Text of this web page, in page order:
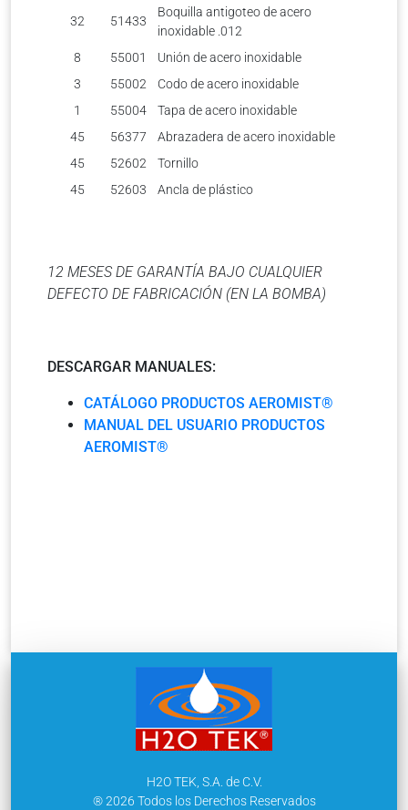
32 51433
Boquilla antigoteo de acero
inoxidable .012
8
55001
Unión de acero inoxidable
3
55002
Codo de acero inoxidable
1
55004
Tapa de acero inoxidable
45
56377
Abrazadera de acero inoxidable
45
52602
Tornillo
45
52603 Ancla de plástico
12 MESES DE GARANTÍA BAJO CUALQUIER
DEFECTO DE FABRICACIÓN (EN LA BOMBA)
DESCARGAR MANUALES:
CATÁLOGO PRODUCTOS AEROMIST®
MANUAL DEL USUARIO PRODUCTOS
AEROMIST®
H2O TEK, S.A. de C.V.
® 2026 Todos los Derechos Reservados